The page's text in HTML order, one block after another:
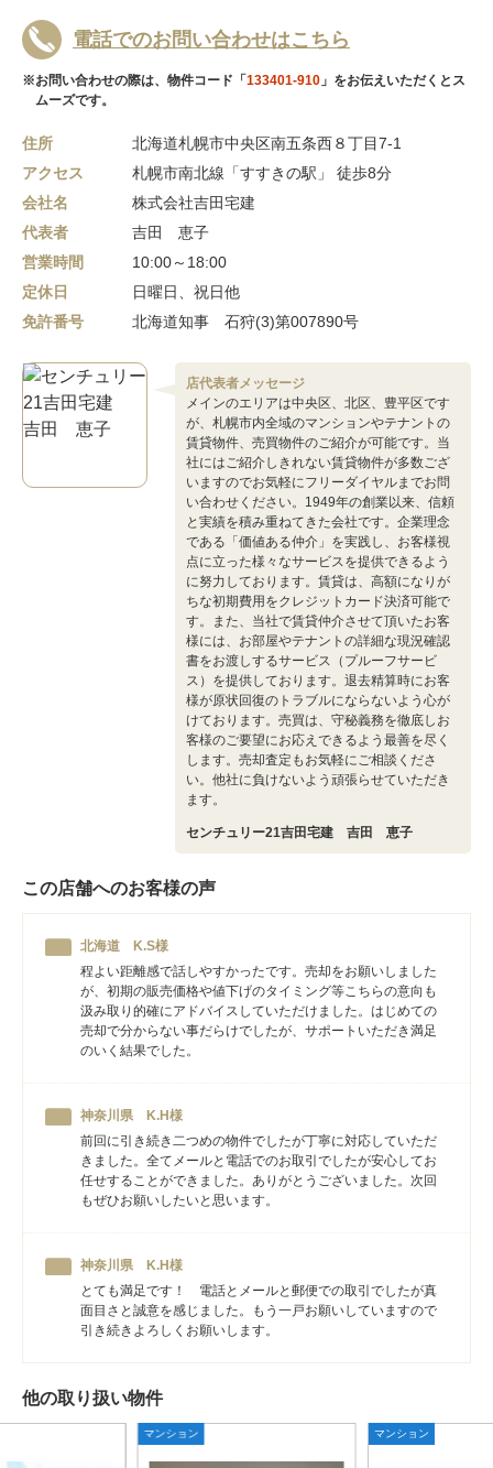
電話でのお問い合わせはこちら
※お問い合わせの際は、物件コード「 133401-910 」をお伝えいただくとス
ムーズです。
住所
北海道札幌市中央区南五条西８丁目7-1
アクセス
札幌市南北線「すすきの駅」 徒歩8分
会社名
株式会社吉田宅建
代表者
吉田 恵子
営業時間
10:00～18:00
定休日
日曜日、祝日他
免許番号
北海道知事 石狩(3)第007890号
店代表者メッセージ
メインのエリアは中央区、北区、豊平区です
が、札幌市内全域のマンションやテナントの
賃貸物件、売買物件のご紹介が可能です。当
社にはご紹介しきれない賃貸物件が多数ござ
いますのでお気軽にフリーダイヤルまでお問
い合わせください。1949年の創業以来、信頼
と実績を積み重ねてきた会社です。企業理念
である「価値ある仲介」を実践し、お客様視
点に立った様々なサービスを提供できるよう
に努力しております。賃貸は、高額になりが
ちな初期費用をクレジットカード決済可能で
す。また、当社で賃貸仲介させて頂いたお客
様には、お部屋やテナントの詳細な現況確認
書をお渡しするサービス（プルーフサービ
ス）を提供しております。退去精算時にお客
様が原状回復のトラブルにならないよう心が
けております。売買は、守秘義務を徹底しお
客様のご要望にお応えできるよう最善を尽く
します。売却査定もお気軽にご相談くださ
い。他社に負けないよう頑張らせていただき
ます。
センチュリー21吉田宅建 吉田 恵子
この店舗へのお客様の声
北海道 K.S様
程よい距離感で話しやすかったです。売却をお願いしました
が、初期の販売価格や値下げのタイミング等こちらの意向も
汲み取り的確にアドバイスしていただけました。はじめての
売却で分からない事だらけでしたが、サポートいただき満足
のいく結果でした。
神奈川県 K.H様
前回に引き続き二つめの物件でしたが丁寧に対応していただ
きました。全てメールと電話でのお取引でしたが安心してお
任せすることができました。ありがとうございました。次回
もぜひお願いしたいと思います。
神奈川県 K.H様
とても満足です！ 電話とメールと郵便での取引でしたが真
面目さと誠意を感じました。もう一戸お願いしていますので
引き続きよろしくお願いします。
他の取り扱い物件
マンション マンション